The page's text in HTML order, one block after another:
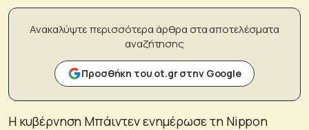
Ανακαλύψτε περισσότερα άρθρα στα αποτελέσματα
αναζήτησης
Προσθήκη του ot.gr στην Google
Η κυβέρνηση Μπάιντεν ενημέρωσε τη Nippon